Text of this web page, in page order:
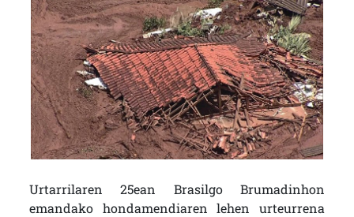
Urtarrilaren 25ean Brasilgo Brumadinhon
emandako hondamendiaren lehen urteurrena